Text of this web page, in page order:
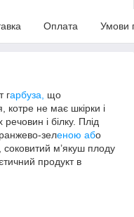
Оплата Умови
гарбуза,
що
котре не має шкірки і
і білку. Плід
зеленою або
м’якуш плоду
продукт в